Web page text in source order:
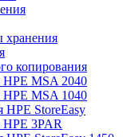
хранения
копирования
HPE MSA 2040
HPE MSA 1040
StoreEasy
3PAR